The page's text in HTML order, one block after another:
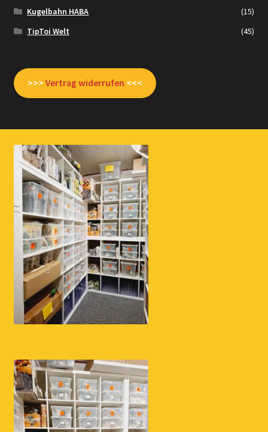
Kugelbahn HABA
(15)
TipToi Welt
(45)
>>> Vertrag widerrufen <<<